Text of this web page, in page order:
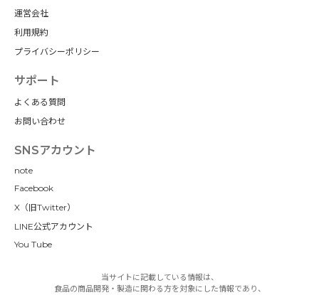
運営会社
利用規約
プライバシーポリシー
サポート
よくある質問
お問い合わせ
SNSアカウント
note
Facebook
X（旧Twitter）
LINE公式アカウント
You Tube
当サイトに記載している情報は、
食品の商品開発・製造に関わる方を対象にした情報であり、